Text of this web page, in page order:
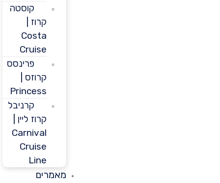
קוסטה
Costa
Cruise
פרינסס
קרוזס |
Princess
קרניבל
קרוז ליין |
Carnival
Cruise
מאמרים